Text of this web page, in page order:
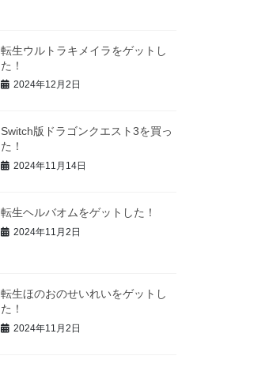
転生ウルトラキメイラをゲットし
た！
2024年12月2日
Switch版ドラゴンクエスト3を買っ
た！
2024年11月14日
転生ヘルバオムをゲットした！
2024年11月2日
転生ほのおのせいれいをゲットし
た！
2024年11月2日